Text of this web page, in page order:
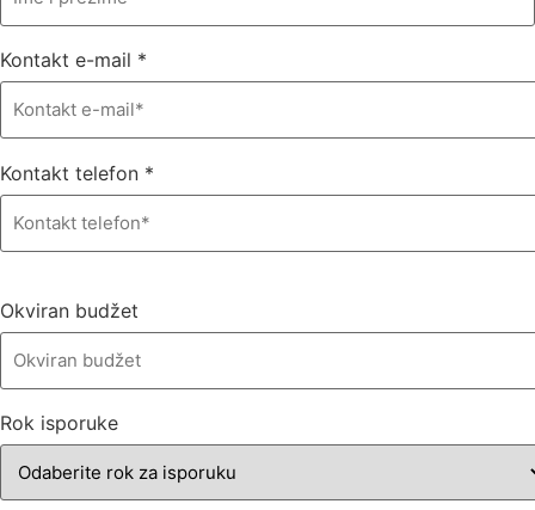
Kontakt e-mail *
Kontakt telefon *
Okviran budžet
Rok isporuke